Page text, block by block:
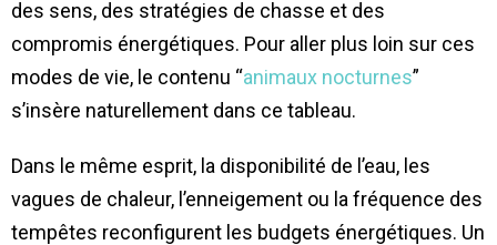
des sens, des stratégies de chasse et des
compromis énergétiques. Pour aller plus loin sur ces
modes de vie, le contenu “animaux nocturnes”
s’insère naturellement dans ce tableau.
Dans le même esprit, la disponibilité de l’eau, les
vagues de chaleur, l’enneigement ou la fréquence des
tempêtes reconfigurent les budgets énergétiques. Un